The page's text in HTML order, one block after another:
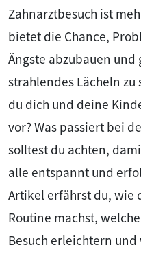
Zahnarztbesuch ist
bietet die Chance,
Ängste abzubauen
strahlendes Lächeln
du dich und deine
vor? Was passiert bei
solltest du achten,
alle entspannt und
Artikel erfährst du, wie
Routine machst,
Besuch erleichtern